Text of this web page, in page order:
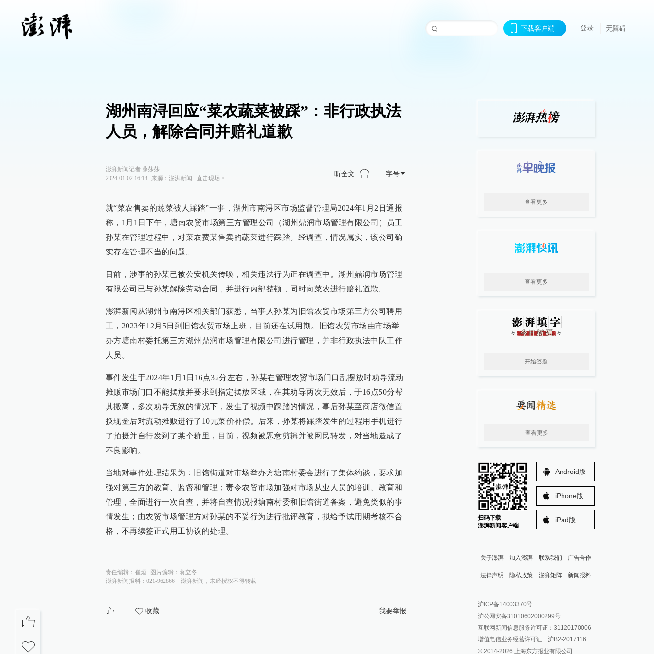
下载客户端 登录 无障碍
湖州南浔回应“菜农蔬菜被踩”：非行政执法
人员，解除合同并赔礼道歉
澎湃新闻记者 薛莎莎
2024-01-02 16:18
来源： 澎湃新闻 ∙ 直击现场 >
听全文 字号
就“菜农售卖的蔬菜被人踩踏”一事，湖州市南浔区市场监督管理局2024年1月2日通报
称，1月1日下午，塘南农贸市场第三方管理公司（湖州鼎润市场管理有限公司）员工
孙某在管理过程中，对菜农费某售卖的蔬菜进行踩踏。经调查，情况属实，该公司确
实存在管理不当的问题。
目前，涉事的孙某已被公安机关传唤，相关违法行为正在调查中。湖州鼎润市场管理
有限公司已与孙某解除劳动合同，并进行内部整顿，同时向菜农进行赔礼道歉。
澎湃新闻从湖州市南浔区相关部门获悉，当事人孙某为旧馆农贸市场第三方公司聘用
工，2023年12月5日到旧馆农贸市场上班，目前还在试用期。旧馆农贸市场由市场举
办方塘南村委托第三方湖州鼎润市场管理有限公司进行管理，并非行政执法中队工作
人员。
事件发生于2024年1月1日16点32分左右，孙某在管理农贸市场门口乱摆放时劝导流动
摊贩市场门口不能摆放并要求到指定摆放区域，在其劝导两次无效后，于16点50分帮
其搬离，多次劝导无效的情况下，发生了视频中踩踏的情况，事后孙某至商店微信置
换现金后对流动摊贩进行了10元菜价补偿。后来，孙某将踩踏发生的过程用手机进行
了拍摄并自行发到了某个群里，目前，视频被恶意剪辑并被网民转发，对当地造成了
不良影响。
当地对事件处理结果为：旧馆街道对市场举办方塘南村委会进行了集体约谈，要求加
强对第三方的教育、监督和管理；责令农贸市场加强对市场从业人员的培训、教育和
管理，全面进行一次自查，并将自查情况报塘南村委和旧馆街道备案，避免类似的事
情发生；由农贸市场管理方对孙某的不妥行为进行批评教育，拟给予试用期考核不合
格，不再续签正式用工协议的处理。
责任编辑： 崔烜 图片编辑： 蒋立冬
澎湃新闻报料：021-962866
澎湃新闻，未经授权不得转载
收藏 我要举报
查看更多
查看更多
开始答题
查看更多
扫码下载
澎湃新闻客户端
Android版
iPhone版
iPad版
关于澎湃 加入澎湃 联系我们 广告合作
法律声明 隐私政策 澎湃矩阵
澎湃新闻公众号
澎湃新闻抖音号
派生万物开放平台
IP SHANGHAI
新闻报料
报料邮箱: news@thepaper.cn
沪ICP备14003370号
沪公网安备31010602000299号
互联网新闻信息服务许可证：31120170006
增值电信业务经营许可证：沪B2-2017116
© 2014-2026 上海东方报业有限公司